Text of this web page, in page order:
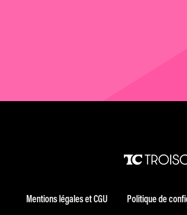
Mentions légales et CGU Politique de